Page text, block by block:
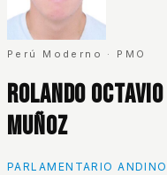
Perú Moderno · PMO
Rolando
Muñoz
PARLAMENTARIO ANDINO